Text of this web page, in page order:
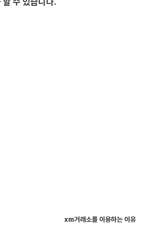
xm거래소를 이용하는 이유